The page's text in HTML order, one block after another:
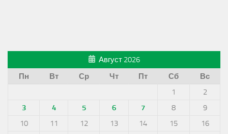
Август 2026
Пн
Вт Ср Чт Пт Сб
Вс
1
2
3
4 5 6 7 8
9
10
11 12 13 14 15
16